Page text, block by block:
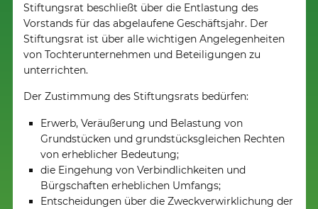
Stiftungsrat beschließt über die Entlastung des
Vorstands für das abgelaufene Geschäftsjahr. Der
Stiftungsrat ist über alle wichtigen Angelegenheiten
von Tochterunternehmen und Beteiligungen zu
unterrichten.
Der Zustimmung des Stiftungsrats bedürfen:
Erwerb, Veräußerung und Belastung von
Grundstücken und grundstücksgleichen Rechten
von erheblicher Bedeutung;
die Eingehung von Verbindlichkeiten und
Bürgschaften erheblichen Umfangs;
Entscheidungen über die Zweckverwirklichung der